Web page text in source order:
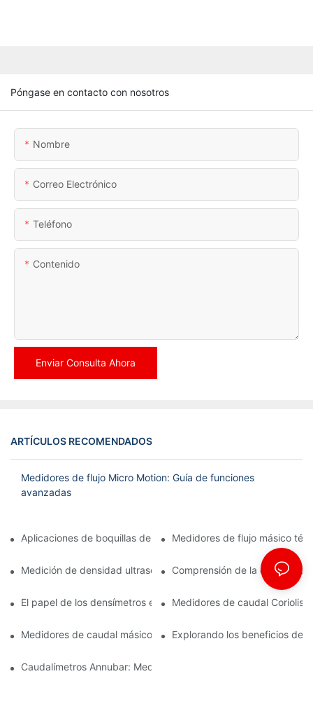
Póngase en contacto con nosotros
Nombre
Correo Electrónico
Teléfono
Contenido
Enviar Consulta Ahora
ARTÍCULOS RECOMENDADOS
Medidores de flujo Micro Motion: Guía de funciones
avanzadas
Aplicaciones de boquillas de flujo en plantas de tratamiento de
Medidores de flujo másico
Medición de densidad ultrasónica: técnicas y beneficios
Comprensión de la
El papel de los densímetros en línea en los procesos de
Medidores de caudal
Medidores de caudal másico térmico: aplicaciones en
Explorando los beneficios del
Caudalímetros Annubar: Medición del caudal en condiciones